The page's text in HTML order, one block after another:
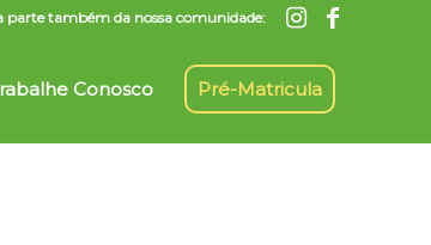
parte também da nossa comunidade:
Conosco Pré-Matricula